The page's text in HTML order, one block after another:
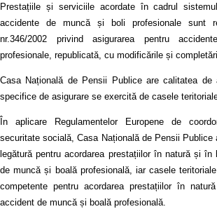
Prestațiile și serviciile acordate în cadrul
accidente de muncă și boli profesionale sunt
nr.346/2002 privind asigurarea pentru
profesionale, republicată, cu modificările și
Casa Națională de Pensii Publice are calitatea de
specifice de asigurare se exercită de casele
În aplicare Regulamentelor Europene de
securitate socială, Casa Națională de Pensii Publice
legătură pentru acordarea prestațiilor în natură și
de muncă și boală profesională, iar casele
competente pentru acordarea prestațiilor în
accident de muncă și boală profesională.